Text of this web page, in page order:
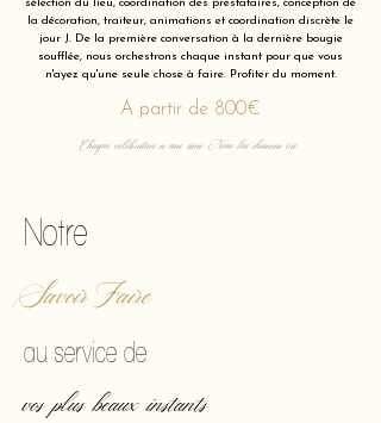
sélection du lieu, coordination des prestataires, conception de
la décoration, traiteur, animations et coordination discrète le
jour J. De la première conversation à la dernière bougie
soufflée, nous orchestrons chaque instant pour que vous
n'ayez qu'une seule chose à faire. Profiter du moment.
A partir de 800€
Chaque célébration a une âme. Nous lui donnons vie.
Notre
Savoir Faire
au service de
vos plus beaux instants